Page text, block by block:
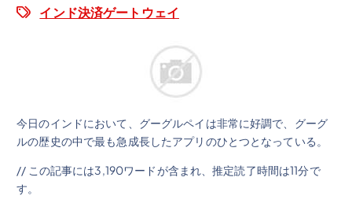
インド決済ゲートウェイ
今日のインドにおいて、グーグルペイは非常に好調で、グーグ
ルの歴史の中で最も急成長したアプリのひとつとなっている。
// この記事には3,190ワードが含まれ、推定読了時間は11分で
す。